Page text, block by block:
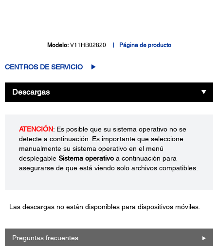
Modelo: V11HB02820 Página de producto
CENTROS DE SERVICIO
Descargas
ATENCIÓN: Es posible que su sistema operativo no se
detecte a continuación. Es importante que seleccione
manualmente su sistema operativo en el menú
desplegable Sistema operativo a continuación para
asegurarse de que está viendo solo archivos compatibles.
Las descargas no están disponibles para dispositivos móviles.
Preguntas frecuentes